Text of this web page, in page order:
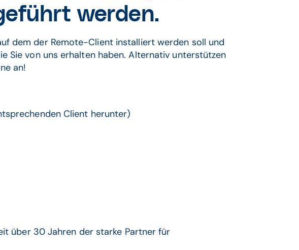
werden.
dem der Remote-Client installiert werden soll und
Sie von uns erhalten haben. Alternativ unterstützen
an!
Client herunter)
über 30 Jahren der starke Partner für